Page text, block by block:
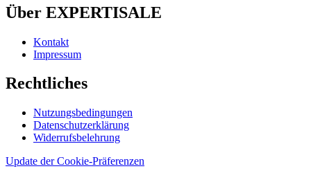
Über EXPERTISALE
Kontakt
Impressum
Rechtliches
Nutzungsbedingungen
Datenschutzerklärung
Widerrufsbelehrung
Update der Cookie-Präferenzen